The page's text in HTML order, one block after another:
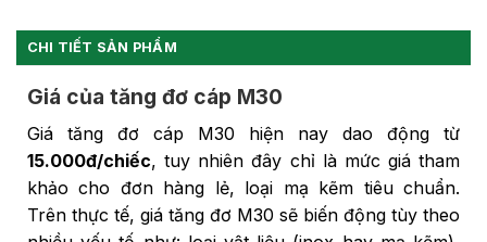
CHI TIẾT SẢN PHẨM
Giá của tăng đơ cáp M30
Giá tăng đơ cáp M30 hiện nay dao động từ
15.000đ/chiếc, tuy nhiên đây chỉ là mức giá tham
khảo cho đơn hàng lẻ, loại mạ kẽm tiêu chuẩn.
Trên thực tế, giá tăng đơ M30 sẽ biến động tùy theo